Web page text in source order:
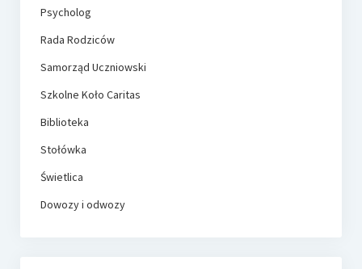
Psycholog
Rada Rodziców
Samorząd Uczniowski
Szkolne Koło Caritas
Biblioteka
Stołówka
Świetlica
Dowozy i odwozy